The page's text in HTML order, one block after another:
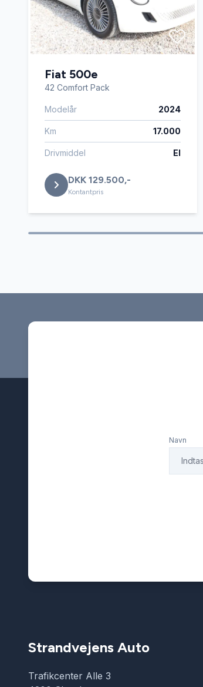
Fiat 500e
42 Comfort Pack
Modelår 2024
Km 17.000
Drivmiddel El
DKK 129.500,-
Kontantpris
Navn
Strandvejens Auto
Trafikcenter Alle 3